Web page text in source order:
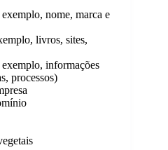
nome, marca e
livros, sites,
informações
processos)